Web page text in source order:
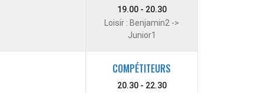
19.00 - 20.30
Loisir : Benjamin2 ->
Junior1
COMPÉTITEURS
20.30 - 22.30